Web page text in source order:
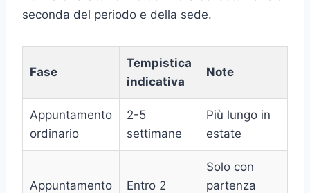
seconda del periodo e della sede.
Fase
Tempistica
indicativa
Note
Appuntamento
ordinario
2-5
settimane
Più lungo in
estate
Appuntamento
Entro 2
Solo con
partenza